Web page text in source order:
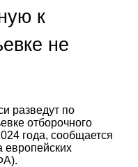
к
не
разведут по
отборочного
года, сообщается